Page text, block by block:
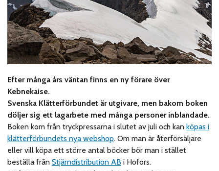
Efter många års väntan finns en ny förare över
Kebnekaise.
Svenska Klätterförbundet är utgivare, men bakom boken
döljer sig ett lagarbete med många personer inblandade.
Boken kom från tryckpressarna i slutet av juli och kanköpas i
klätterförbundets nya webshop. Om man är återförsäljare
eller vill köpa ett större antal böcker bör man i stället
beställa frånStjärndistribution AB i Hofors.